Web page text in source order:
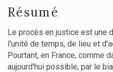
Résumé
Le procès en justice est une
l'unité de temps, de lieu et
Pourtant, en France, comme
aujourd'hui possible, par le